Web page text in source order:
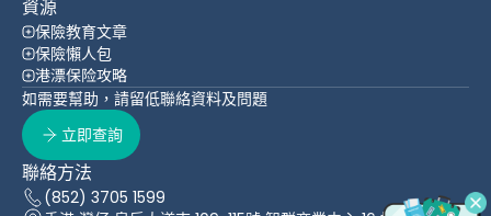
資源
保險教育文章
保險懶人包
港漂保险攻略
如需要幫助，請留低聯絡資料及問題
立即查詢
聯絡方法
(852) 3705 1599